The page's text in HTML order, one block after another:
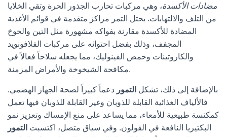
مضادات الأكسدة، وهي مركبات تحارب الجذور الحرة وتقي الخلايا
من التلف والالتهابات. يحتل التمر مراكز متقدمة في قوائم الأغذية
المضادة للأكسدة مقارنة بفواكه مشهورة مثل التين والخوخ
المجفف، وذلك بفضل احتوائه على مركبات الفلافونويد
والكاروتينات وحمض الفينوليك، مما يجعله سلاحاً فعالاً في
مكافحة الشيخوخة والأمراض المزمنة.
بالإضافة إلى ذلك، تشكل التمور دعماً كبيراً لصحة الجهاز الهضمي.
فالألياف الغذائية القابلة للذوبان وغير القابلة للذوبان فيها تعمل
كمكنسة طبيعية للأمعاء، مما يساعد على منع الإمساك وتعزيز نمو
البكتيريا النافعة في القولون. وفي سياق متصل، اكتسبت التمور